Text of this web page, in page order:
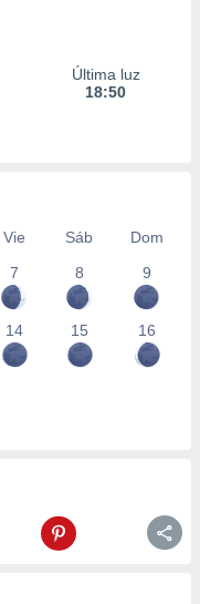
Última luz
18:50
Vie Sáb
Dom
7 8 9
14 15 16